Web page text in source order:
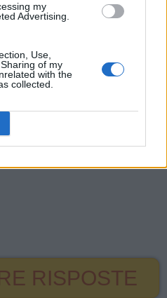
my
Advertising.
Use,
of my
with the
collected.
RISPOSTE